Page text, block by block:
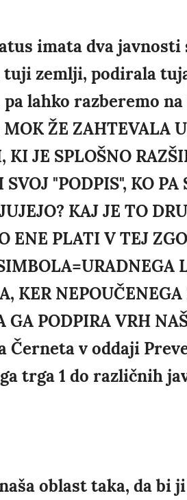
imata dva
tuji zemlji, podirala
lahko razberemo
ŽE ZAHTEVALA
KI JE SPLOŠNO
"PODPIS", KO
KAJ JE TO
ENE PLATI V TEJ
KER
GA PODPIRA VRH
Černeta v oddaji
trga 1 do različnih
oblast taka, da bi